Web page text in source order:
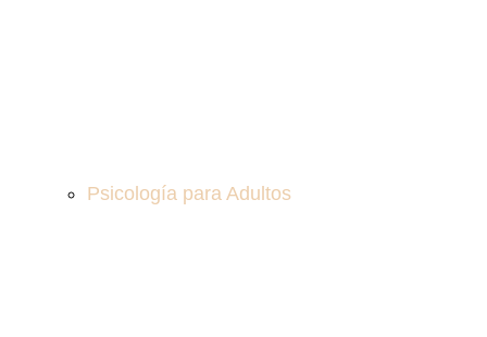
Psicología para Adultos